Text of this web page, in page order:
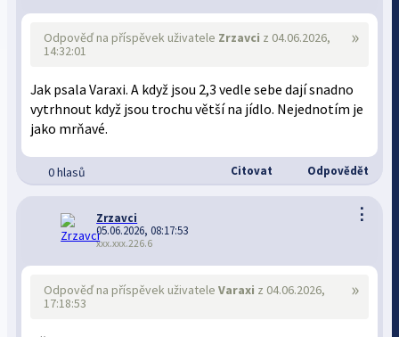
»
Odpověď na příspěvek uživatele Zrzavci z 04.06.2026,
14:32:01
Jak psala Varaxi. A když jsou 2,3 vedle sebe dají snadno
vytrhnout když jsou trochu větší na jídlo. Nejednotím je
jako mrňavé.
0 hlasů Citovat Odpovědět
⋮
Zrzavci
05.06.2026, 08:17:53
xxx.xxx.226.6
»
Odpověď na příspěvek uživateleVaraxi z 04.06.2026,
17:18:53